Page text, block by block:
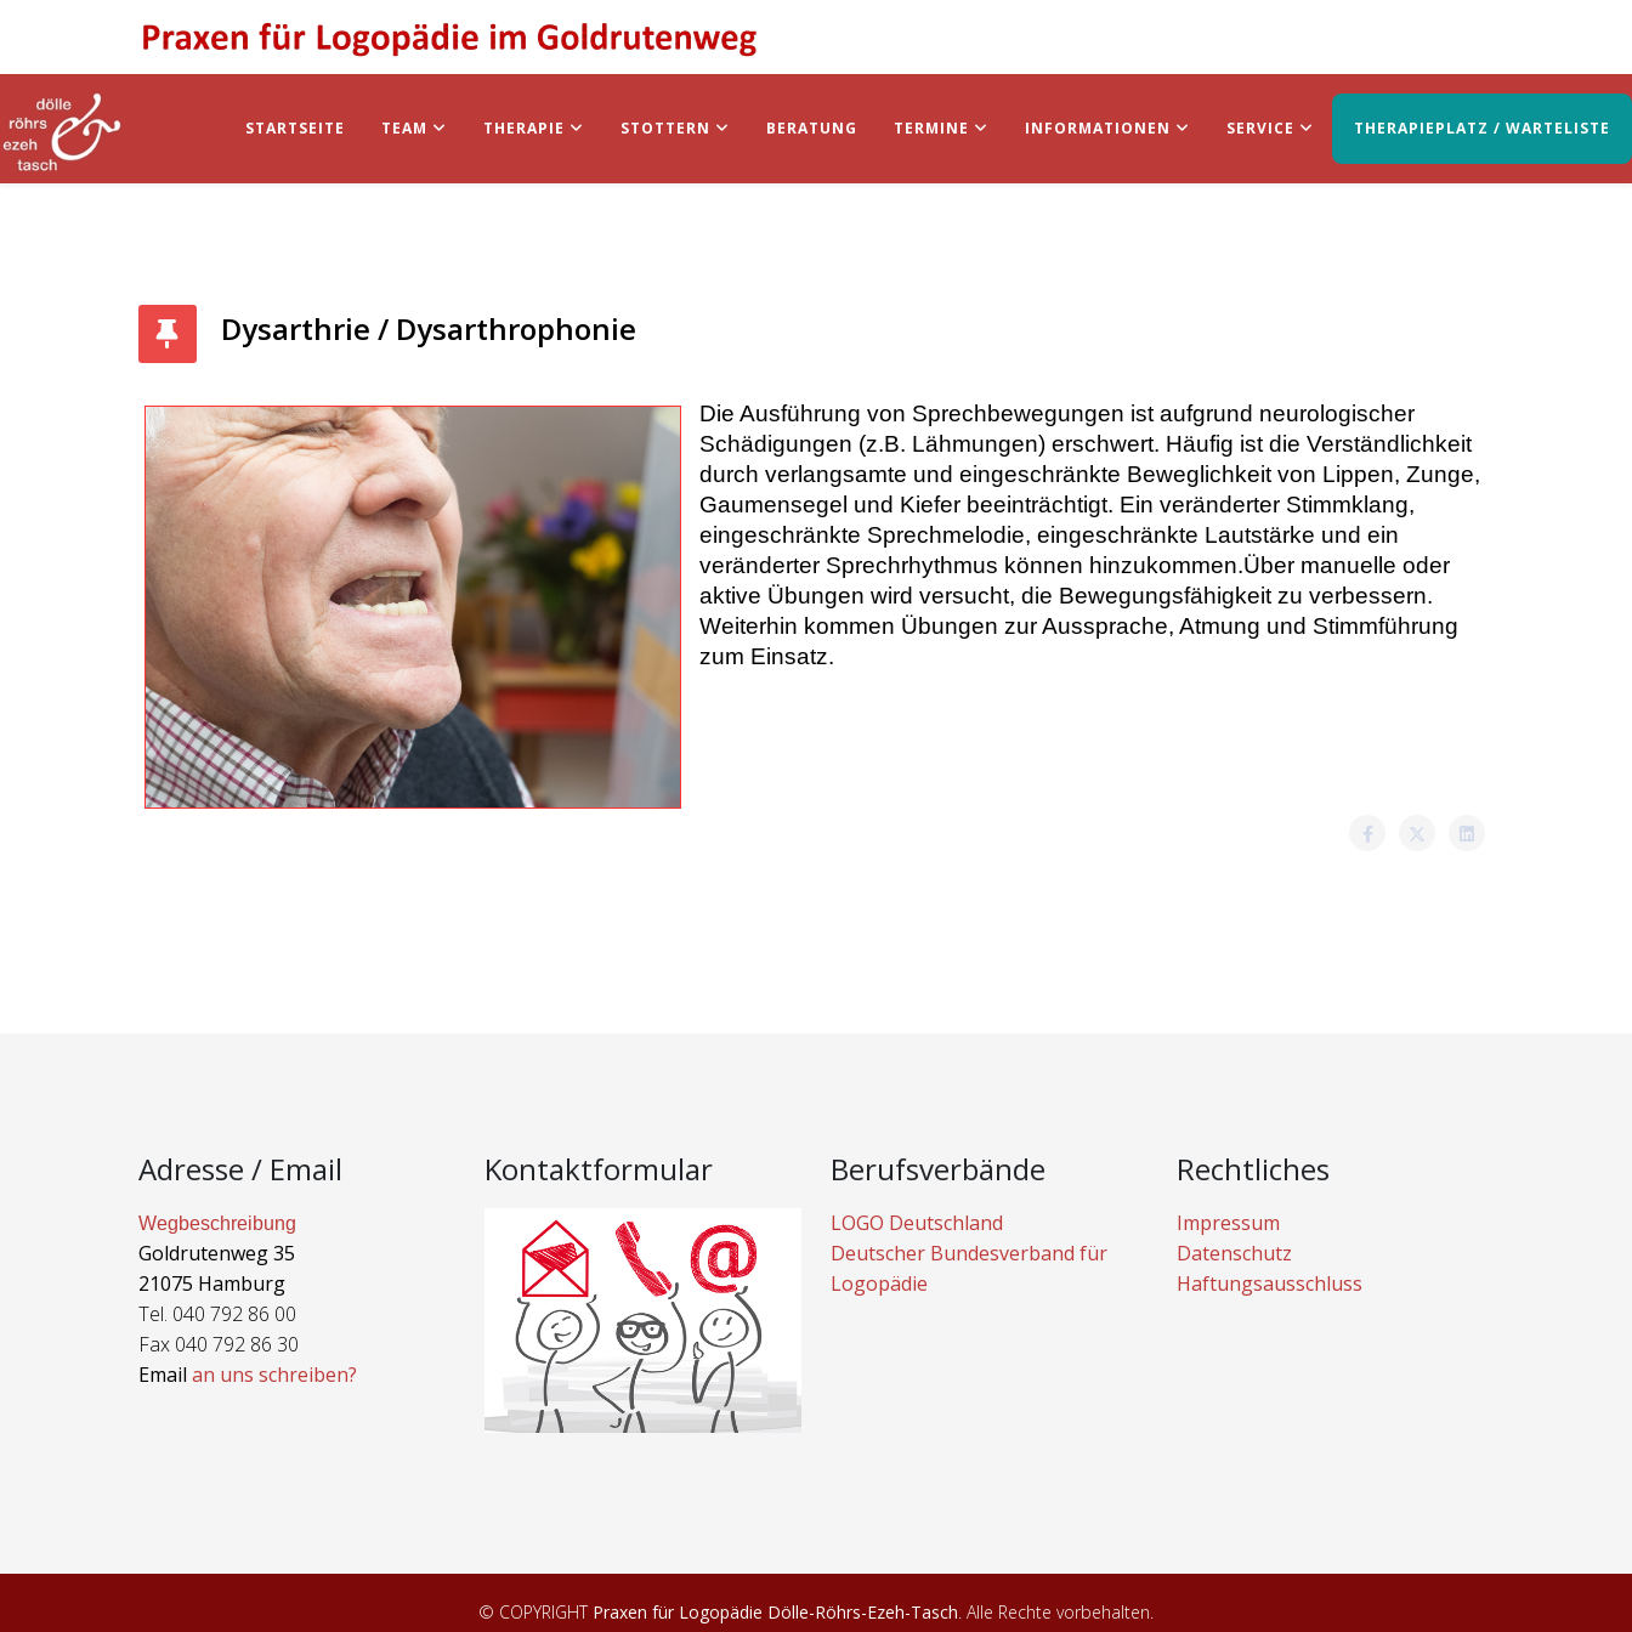
STARTSEITE TEAM THERAPIE STOTTERN BERATUNG TERMINE INFORMATIONEN SERVICE THERAPIEPLATZ / WARTELISTE
Dysarthrie / Dysarthrophonie
Die Ausführung von Sprechbewegungen ist aufgrund neurologischer
Schädigungen (z.B. Lähmungen) erschwert. Häufig ist die Verständlichkeit
durch verlangsamte und eingeschränkte Beweglichkeit von Lippen, Zunge,
Gaumensegel und Kiefer beeinträchtigt. Ein veränderter Stimmklang,
eingeschränkte Sprechmelodie, eingeschränkte Lautstärke und ein
veränderter Sprechrhythmus können hinzukommen.Über manuelle oder
aktive Übungen wird versucht, die Bewegungsfähigkeit zu verbessern.
Weiterhin kommen Übungen zur Aussprache, Atmung und Stimmführung
zum Einsatz.
Adresse / Email
Wegbeschreibung
Goldrutenweg 35
21075 Hamburg
Tel. 040 792 86 00
Fax 040 792 86 30
Email an uns schreiben?
Kontaktformular Berufsverbände
LOGO Deutschland
Deutscher Bundesverband für
Logopädie
Rechtliches
Impressum
Datenschutz
Haftungsausschluss
© COPYRIGHT Praxen für Logopädie Dölle-Röhrs-Ezeh-Tasch . Alle Rechte vorbehalten.